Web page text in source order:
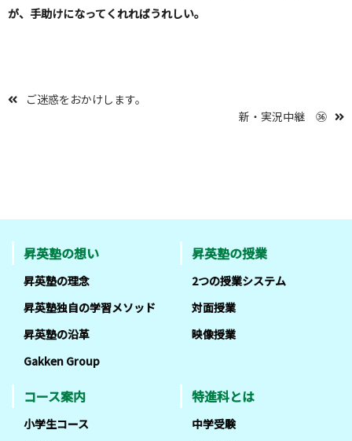
が、手助けになってくれればうれしい。
ご迷惑をおかけします。
新・実況中継 ㊱
昇英塾の想い
昇英塾の理念
昇英塾独自の学習メソッド
昇英塾の沿革
Gakken Group
昇英塾の授業
2つの授業システム
対面授業
映像授業
コース案内
小学生コース
特進科とは
中学受験